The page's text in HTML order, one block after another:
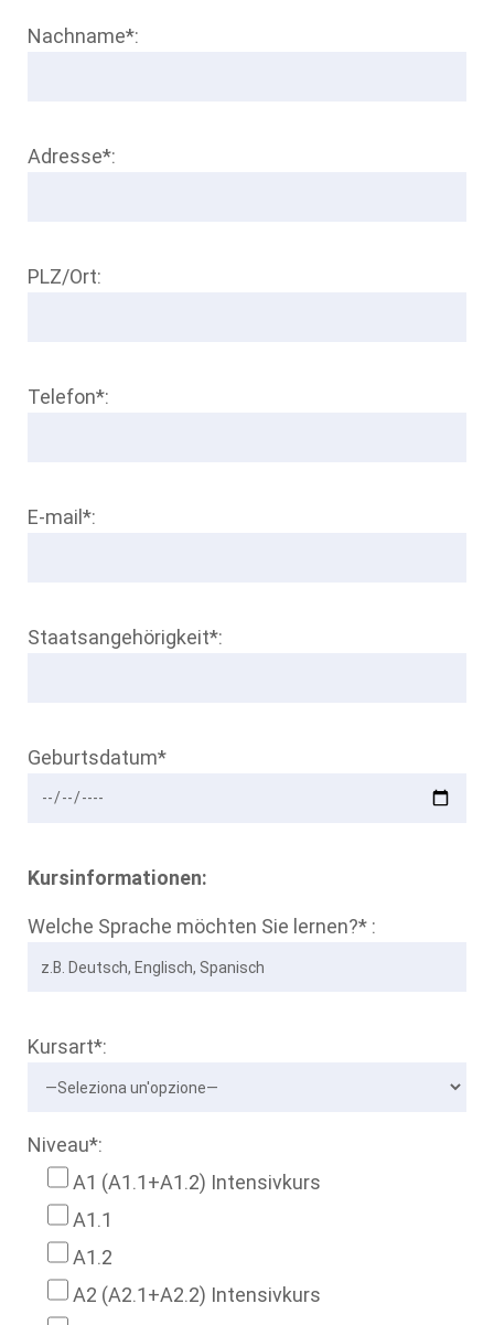
Nachname*:
Adresse*:
PLZ/Ort:
Telefon*:
E-mail*:
Staatsangehörigkeit*:
Geburtsdatum*
Kursinformationen:
Welche Sprache möchten Sie lernen?* :
Kursart*:
Niveau*:
A1 (A1.1+A1.2) Intensivkurs
A1.1
A1.2
A2 (A2.1+A2.2) Intensivkurs